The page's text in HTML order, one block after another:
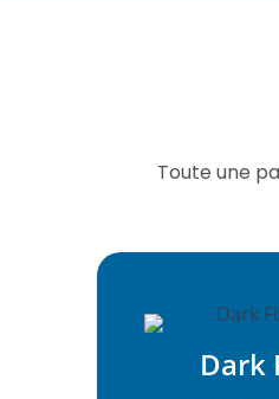
Toute une
Dark